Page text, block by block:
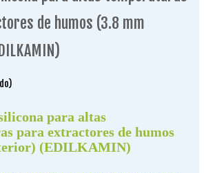
de humos (3.8 mm
para altas
para extractores de humos
(EDILKAMIN)